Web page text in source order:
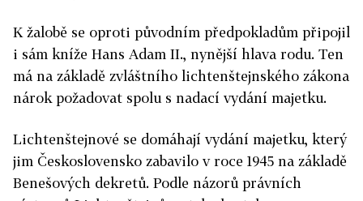
K žalobě se oproti původním předpokladům připojil
i sám kníže Hans Adam II., nynější hlava rodu. Ten
má na základě zvláštního lichtenštejnského zákona
nárok požadovat spolu s nadací vydání majetku.
Lichtenštejnové se domáhají vydání majetku, který
jim Československo zabavilo v roce 1945 na základě
Benešových dekretů. Podle názorů právních